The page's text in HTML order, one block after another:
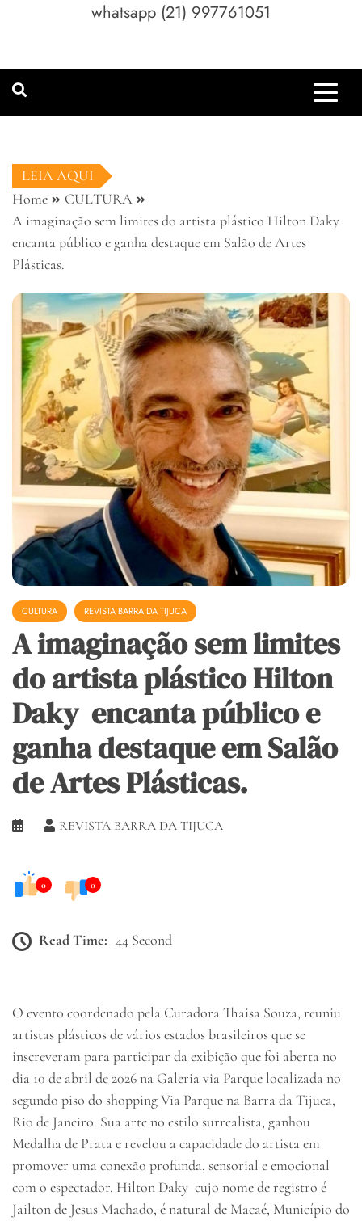
whatsapp (21) 997761051
LEIA AQUI
Home
CULTURA
A imaginação sem limites do artista plástico Hilton Daky
encanta público e ganha destaque em Salão de Artes
Plásticas.
CULTURA REVISTA BARRA DA TIJUCA
A imaginação sem limites
do artista plástico Hilton
Daky encanta público e
ganha destaque em Salão
de Artes Plásticas.
REVISTA BARRA DA TIJUCA
0 0
Read Time: 44 Second
O evento coordenado pela Curadora Thaisa Souza, reuniu
artistas plásticos de vários estados brasileiros que se
inscreveram para participar da exibição que foi aberta no
dia 10 de abril de 2026 na Galeria via Parque localizada no
segundo piso do shopping Via Parque na Barra da Tijuca,
Rio de Janeiro. Sua arte no estilo surrealista, ganhou
Medalha de Prata e revelou a capacidade do artista em
promover uma conexão profunda, sensorial e emocional
com o espectador. Hilton Daky cujo nome de registro é
Jailton de Jesus Machado, é natural de Macaé, Município do